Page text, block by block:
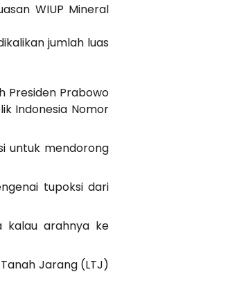
WIUP Mineral
jumlah luas
Presiden Prabowo
Indonesia Nomor
untuk mendorong
tupoksi dari
kalau arahnya ke
Jarang (LTJ)